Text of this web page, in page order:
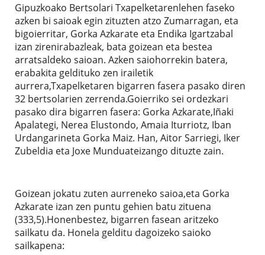
Gipuzkoako Bertsolari Txapelketarenlehen faseko
azken bi saioak egin zituzten atzo Zumarragan, eta
bigoierritar, Gorka Azkarate eta Endika Igartzabal
izan zirenirabazleak, bata goizean eta bestea
arratsaldeko saioan. Azken saiohorrekin batera,
erabakita geldituko zen irailetik
aurrera,Txapelketaren bigarren fasera pasako diren
32 bertsolarien zerrenda.Goierriko sei ordezkari
pasako dira bigarren fasera: Gorka Azkarate,Iñaki
Apalategi, Nerea Elustondo, Amaia Iturriotz, Iban
Urdangarineta Gorka Maiz. Han, Aitor Sarriegi, Iker
Zubeldia eta Joxe Munduateizango dituzte zain.
Goizean jokatu zuten aurreneko saioa,eta Gorka
Azkarate izan zen puntu gehien batu zituena
(333,5).Honenbestez, bigarren fasean aritzeko
sailkatu da. Honela gelditu dagoizeko saioko
sailkapena: